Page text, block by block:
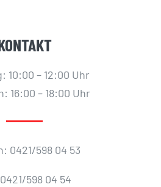
10:00 – 12:00 Uhr
16:00 – 18:00 Uhr
0421/598 04 53
598 04 54